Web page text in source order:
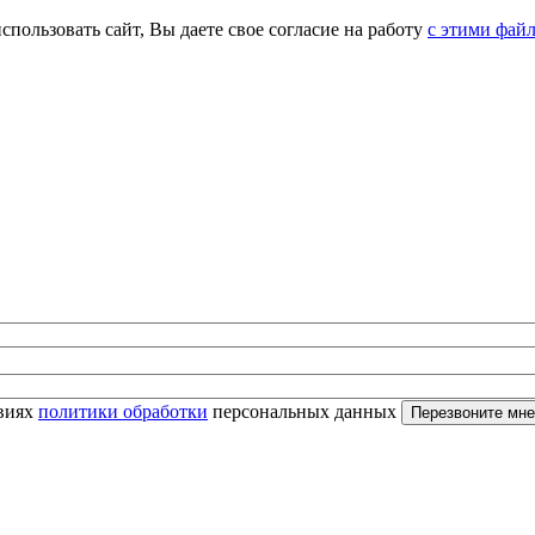
сайт, Вы даете свое согласие на работу с этими
политики обработки персональных данных